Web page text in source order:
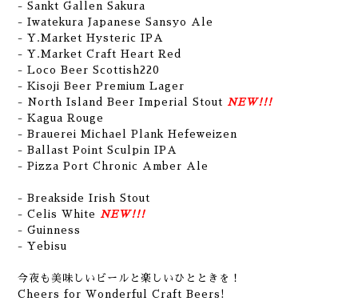
- Sankt Gallen Sakura
- Iwatekura Japanese Sansyo Ale
- Y.Market Hysteric IPA
- Y.Market Craft Heart Red
- Loco Beer Scottish220
- Kisoji Beer Premium Lager
- North Island Beer Imperial Stout NEW!!!
- Kagua Rouge
- Brauerei Michael Plank Hefeweizen
- Ballast Point Sculpin IPA
- Pizza Port Chronic Amber Ale
- Breakside Irish Stout
- Celis White
NEW!!!
- Guinness
- Yebisu
今夜も美味しいビールと楽しいひとときを！
Cheers for Wonderful Craft Beers!